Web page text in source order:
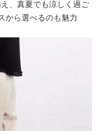
、真夏でも涼しく過ご
から選べるのも魅力